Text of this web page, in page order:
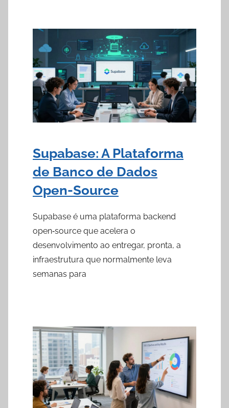
Supabase: A Plataforma
de Banco de Dados
Open-Source
Supabase é uma plataforma backend
open‑source que acelera o
desenvolvimento ao entregar, pronta, a
infraestrutura que normalmente leva
semanas para